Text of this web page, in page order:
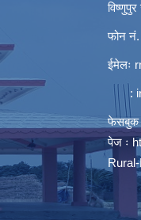
विष्णुपुर
फोन
ईमेलः
:
फेसबुक
पेज ः